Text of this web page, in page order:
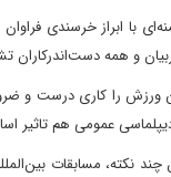
با ابراز خرسندی
و همه دست‌اندرکاران
را کاری درست و
عمومی هم تاثیر
چند نکته، مسابقات